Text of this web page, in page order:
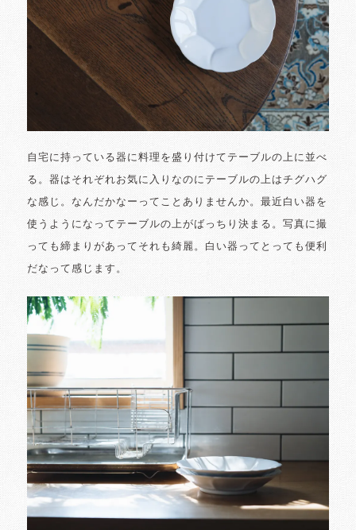
自宅に持っている器に料理を盛り付けてテーブルの上に並べ
る。器はそれぞれお気に入りなのにテーブルの上はチグハグ
な感じ。なんだかなーってことありませんか。最近白い器を
使うようになってテーブルの上がばっちり決まる。写真に撮
っても締まりがあってそれも綺麗。白い器ってとっても便利
だなって感じます。